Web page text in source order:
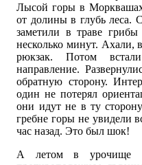
Лысой горы в
от долины в глубь леса.
заметили в траве грибы
несколько минут. Ахали,
рюкзак. Потом
направление.
обратную сторону.
один не потерял
они идут не в ту
гребне горы не увидели
час назад. Это был шок!
А летом в урочище